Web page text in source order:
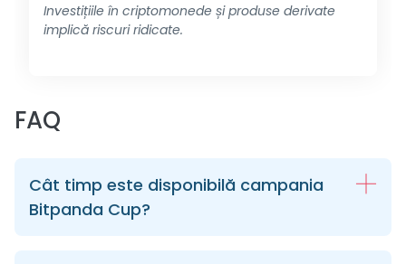
Investițiile în criptomonede și produse derivate
implică riscuri ridicate.
FAQ
Cât timp este disponibilă campania
Bitpanda Cup?